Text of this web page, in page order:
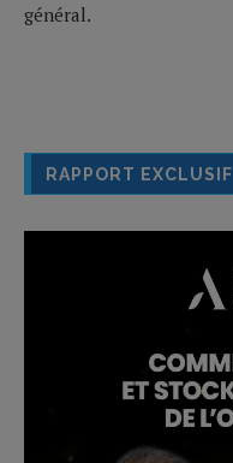
général.
RAPPORT EXCLUSIF